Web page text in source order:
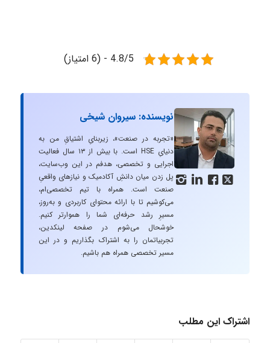
4.8/5 - (6 امتیاز)
   
نویسنده: سیروان شیخی
«تجربه در صنعت»، زیربنایِ اشتیاقِ من به
دنیایِ HSE است. با بیش از ۱۳ سال فعالیت
اجرایی و تخصصی، هدفم در این وب‌سایت،
پل زدن میان دانشِ آکادمیک و نیازهای واقعیِ
صنعت است. همراه با تیم تخصصی‌ام،
می‌کوشیم تا با ارائه محتوای کاربردی و به‌روز،
مسیرِ رشد حرفه‌ای شما را هموارتر کنیم.
خوشحال می‌شوم در صفحه لینکدین،
تجربیاتمان را به اشتراک بگذاریم و در این
مسیر تخصصی همراه هم باشیم.
اشتراک این مطلب